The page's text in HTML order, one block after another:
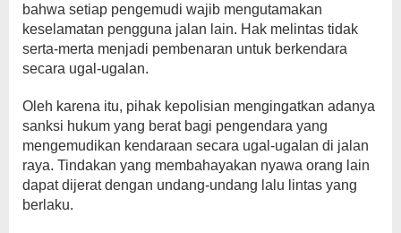
bahwa setiap pengemudi wajib mengutamakan
keselamatan pengguna jalan lain. Hak melintas tidak
serta-merta menjadi pembenaran untuk berkendara
secara ugal-ugalan.
Oleh karena itu, pihak kepolisian mengingatkan adanya
sanksi hukum yang berat bagi pengendara yang
mengemudikan kendaraan secara ugal-ugalan di jalan
raya. Tindakan yang membahayakan nyawa orang lain
dapat dijerat dengan undang-undang lalu lintas yang
berlaku.